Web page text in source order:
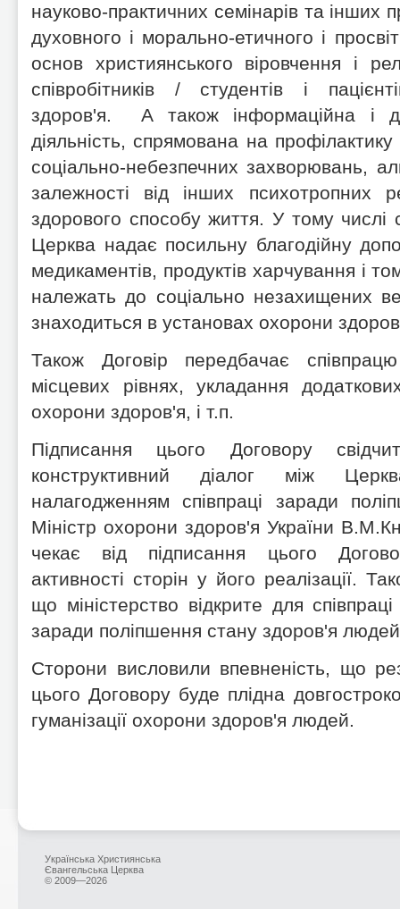
науково-практичних семінарів та інших
духовного і морально-етичного і
основ християнського віровчення і
співробітників / студентів і
здоров'я. А також інформаційна і
діяльність, спрямована на
соціально-небезпечних захворювань,
залежності від інших психотропних
здорового способу життя. У тому числі
Церква надає посильну благодійну
медикаментів, продуктів харчування і
належать до соціально незахищених
знаходиться в установах охорони
Також Договір передбачає
місцевих рівнях, укладання
охорони здоров'я, і т.п.
Підписання цього Договору
конструктивний діалог між
налагодженням співпраці заради
Міністр охорони здоров'я України
чекає від підписання цього
активності сторін у його реалізації.
що міністерство відкрите для
заради поліпшення стану здоров'я
Сторони висловили впевненість, що
цього Договору буде плідна
гуманізації охорони здоров'я людей.
Українська Християнська
Євангельська Церква
© 2009—2026